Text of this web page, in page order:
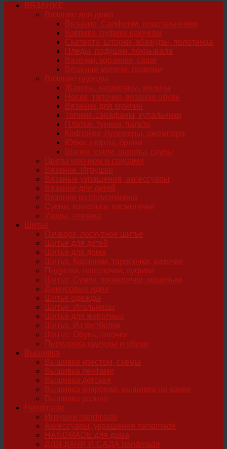
ВЯЗАНИЕ
Вязание для дома
Вязание. Салфетки, подстаканники
Коврики, пуфики крючком
Скатерти, шторки, абажуры, полотенца
Пледы, подушки, покрывала
Вазочки, корзинки, саше
Вязаные мелочи, поделки
Вязание одежды
Жакеты, кардиганы, жилеты
Носки, тапочки, вязаная обувь
Вязание для мужчин
Топики, сарафаны, купальники
Платья, туники, пальто
Кофточки, пуловеры, джемпера
Юбки, шорты, брюки
Шапки, шали, шарфы, снуды
Цветы крючком и спицами
Вязание. Игрушки
Вязаные украшения, аксессуары
Вязание для детей
Вязание из полиэтилена
Сумки, кошельки, косметички
Узоры, техника
Шитье
Пэчворк, лоскутное шитье
Шитье для детей
Шитье для дома
Шитье. Корзинки, тарелочки, вазочки
Подушки, наволочки, пуфики
Шитье. Сумки, косметички, кошельки
Джинсовые идеи
Шитье одежды
Шитье. Игольницы
Шитье для животных
Шитье. Из футболок
Шитье. Обувь,тапочки
Переделка одежды и обуви
Вышивка
Вышивка крестом, схемы
Вышивка лентами
Вышивка детская
Вышивка ковровая, вышивка на канве
Вышивка разная
Handmade
Игрушки handmade
Аксессуары, украшения handmade
HANDMADE для дома
ДЛЯ ДАЧИ И САДА handmade